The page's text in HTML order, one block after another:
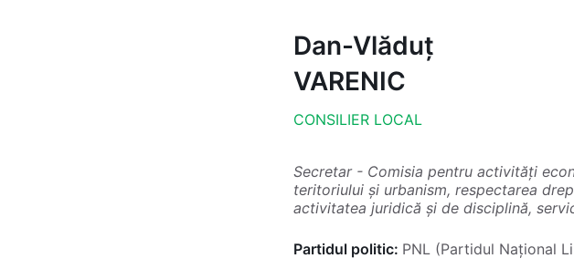
Dan-Vlăduț
VARENIC
CONSILIER LOCAL
secretar - Comisia pentru activități economico-financiare, amenajarea
teritoriului și urbanism, respectarea
activitatea juridică și de disciplină,
Partidul politic: PNL (Partidul Național